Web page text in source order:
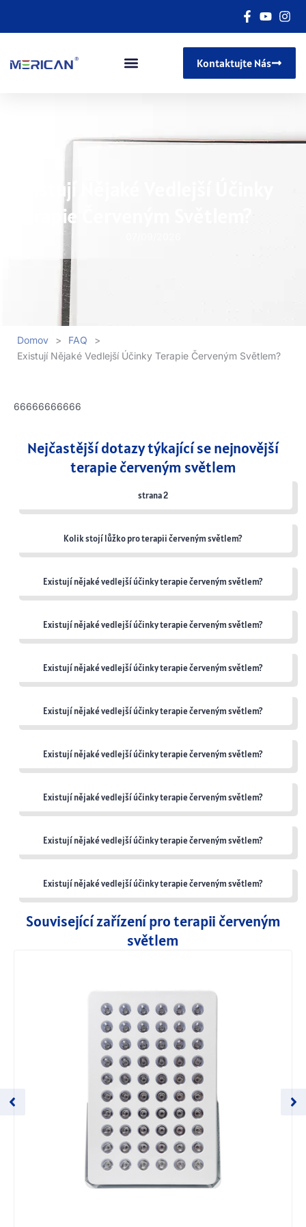
Kontaktujte Nás
Existují Nějaké Vedlejší Účinky
Terapie Červeným Světlem?
Domov > FAQ
>
Existují Nějaké Vedlejší Účinky Terapie Červeným Světlem?
66666666666
Nejčastější dotazy týkající se nejnovější
terapie červeným světlem
strana 2
Kolik stojí lůžko pro terapii červeným světlem?
Existují nějaké vedlejší účinky terapie červeným světlem?
Existují nějaké vedlejší účinky terapie červeným světlem?
Existují nějaké vedlejší účinky terapie červeným světlem?
Existují nějaké vedlejší účinky terapie červeným světlem?
Existují nějaké vedlejší účinky terapie červeným světlem?
Existují nějaké vedlejší účinky terapie červeným světlem?
Existují nějaké vedlejší účinky terapie červeným světlem?
Existují nějaké vedlejší účinky terapie červeným světlem?
Související zařízení pro terapii červeným
světlem